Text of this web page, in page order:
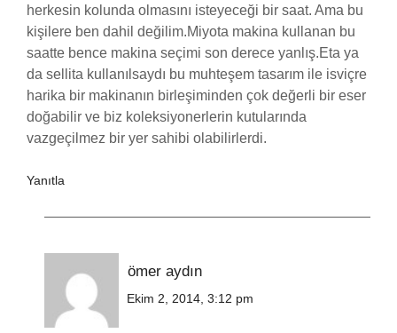
herkesin kolunda olmasını isteyeceği bir saat. Ama bu
kişilere ben dahil değilim.Miyota makina kullanan bu
saatte bence makina seçimi son derece yanlış.Eta ya
da sellita kullanılsaydı bu muhteşem tasarım ile isviçre
harika bir makinanın birleşiminden çok değerli bir eser
doğabilir ve biz koleksiyonerlerin kutularında
vazgeçilmez bir yer sahibi olabilirlerdi.
Yanıtla
ömer aydın
Ekim 2, 2014, 3:12 pm